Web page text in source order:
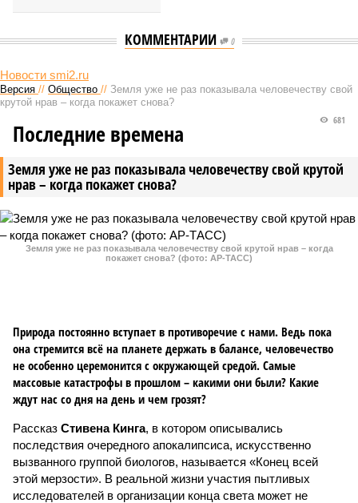
КОММЕНТАРИИ 0
Новости smi2.ru
Версия // Общество // Земля уже не раз показывала человечеству свой
крутой нрав – когда покажет снова?
Земля уже не раз показывала человечеству свой крутой
нрав – когда покажет снова?
681
Последние времена
Земля уже не раз показывала человечеству свой крутой нрав – когда
покажет снова? (фото: АР-ТАСС)
Природа постоянно вступает в противоречие с нами. Ведь пока
она стремится всё на планете держать в балансе, человечество
не особенно церемонится с окружающей средой. Самые
массовые катастрофы в прошлом – какими они были? Какие
ждут нас со дня на день и чем грозят?
Рассказ Стивена Кинга, в котором описывались
последствия очередного апокалипсиса, искусственно
вызванного группой биологов, называется «Конец всей
этой мерзости». В реальной жизни участия пытливых
исследователей в организации конца света может не